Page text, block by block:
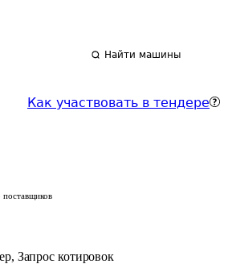
Найти машины
Как участвовать в тендере
поставщиков
, Запрос котировок